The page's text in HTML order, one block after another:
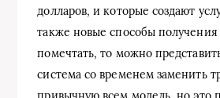
долларов, и которые создают
также новые способы получения
помечтать, то можно
система со временем заменить